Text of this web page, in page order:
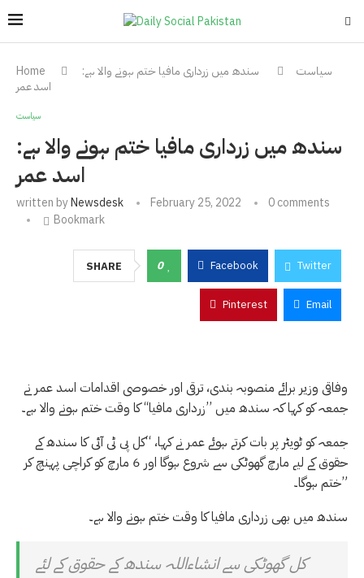
Home سیاست
سندھ میں زرداری مافیا ختم ہونے والا ہے:
اسد عمر
سیاست
سندھ میں زرداری مافیا ختم ہونے والا ہے:
اسد عمر
written byNewsdesk February 25, 2022
0 comments
Bookmark
SHARE 0 Facebook Twitter
Pinterest Email
وفاقی وزیر برائے منصوبہ بندی، ترقی اور خصوصی اقدامات اسد عمر نے
جمعہ کو کہا کہ سندھ میں ’’زرداری مافیا‘‘ کا وقت ختم ہونے والا ہے۔
جمعہ کو ٹویٹر پر بات کرتے ہوئے عمر نے کہا، “کل پی ٹی آئی کا سندھ کے
حقوق کے لیے مارچ گھوٹکی سے شروع ہوگا اور 6 مارچ کو کراچی پہنچ کر
ختم ہوگا۔”
سندھ میں بھی زرداری مافیا کا وقت ختم ہونے والا ہے۔
کل گھوٹکی سے انشاءاللہ سندھ کے حقوق کے لئے